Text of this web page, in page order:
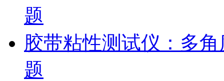
题
胶带粘性测试仪：多
题